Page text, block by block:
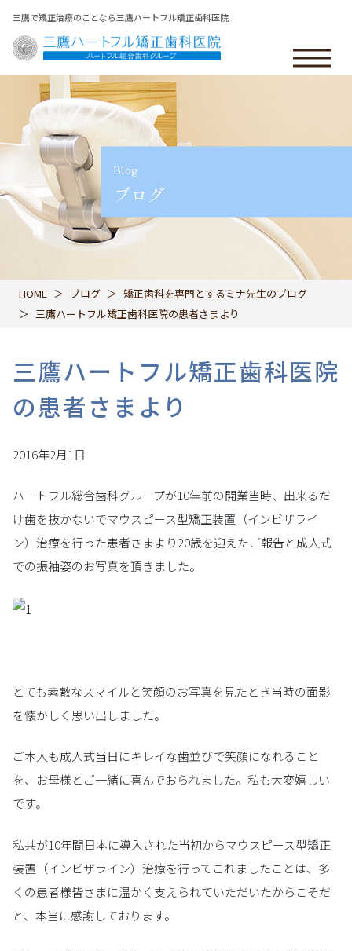
三鷹で矯正治療のことなら三鷹ハートフル矯正歯科医院
Blog
ブログ
HOME ブログ
矯正歯科を専門とするミナ先生のブログ
三鷹ハートフル矯正歯科医院の患者さまより
三鷹ハートフル矯正歯科医院
の患者さまより
2016年2月1日
ハートフル総合歯科グループが10年前の開業当時、出来るだ
け歯を抜かないでマウスピース型矯正装置（インビザライ
ン）治療を行った患者さまより20歳を迎えたご報告と成人式
での振袖姿のお写真を頂きました。
とても素敵なスマイルと笑顔のお写真を見たとき当時の面影
を懐かしく思い出しました。
ご本人も成人式当日にキレイな歯並びで笑顔になれること
を、お母様とご一緒に喜んでおられました。私も大変嬉しい
です。
私共が10年間日本に導入された当初からマウスピース型矯正
装置（インビザライン）治療を行ってこれましたことは、多
くの患者様皆さまに温かく支えられていただいたからこそだ
と、本当に感謝しております。